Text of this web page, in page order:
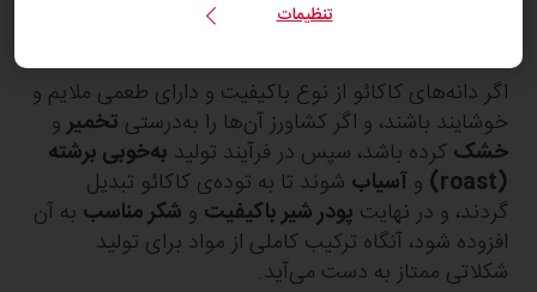
در میان مواد اولیه، مهم‌ترین جزء بدون شک
اگر دانه‌های کاکائو از نوع باکیفیت و دارای طعمی ملایم و
خوشایند باشند، و اگر کشاورز آن‌ها را به‌درستی تخمیرو
خشک کرده باشد، سپس در فرآیند تولید به‌خوبی برشته
(roast)
و آسیاب شوند تا به توده‌ی کاکائو تبدیل
گردند، و در نهایت پودر شیر باکیفیت و شکر مناسب به آن
افزوده شود، آنگاه ترکیب کاملی از مواد برای تولید
شکلاتی ممتاز به دست می‌آید.
تنظیمات